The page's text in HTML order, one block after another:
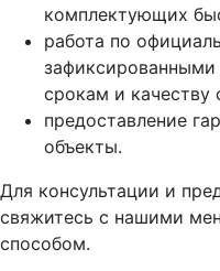
комплектующих
работа по
зафиксированными
срокам и качеству
предоставление
объекты.
Для консультации и
свяжитесь с нашими
способом.